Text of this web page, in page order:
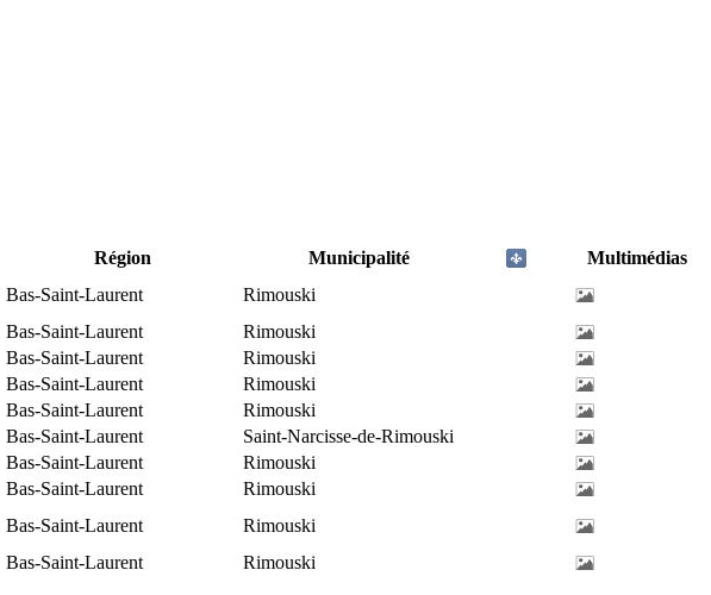
Région Municipalité
Multimédias
Bas-Saint-Laurent
Rimouski
Bas-Saint-Laurent
Rimouski
Bas-Saint-Laurent
Rimouski
Bas-Saint-Laurent
Rimouski
Bas-Saint-Laurent
Rimouski
Bas-Saint-Laurent
Saint-Narcisse-de-Rimouski
Bas-Saint-Laurent
Rimouski
Bas-Saint-Laurent
Rimouski
Bas-Saint-Laurent
Rimouski
Bas-Saint-Laurent Rimouski